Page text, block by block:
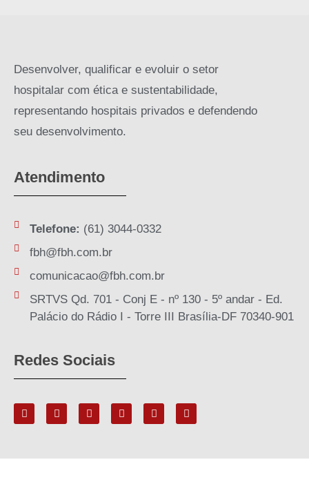
Desenvolver, qualificar e evoluir o setor
hospitalar com ética e sustentabilidade,
representando hospitais privados e defendendo
seu desenvolvimento.
Atendimento
Telefone: (61) 3044-0332
fbh@fbh.com.br
comunicacao@fbh.com.br
SRTVS Qd. 701 - Conj E - nº 130 - 5º andar - Ed.
Palácio do Rádio I - Torre III Brasília-DF 70340-901
Redes Sociais